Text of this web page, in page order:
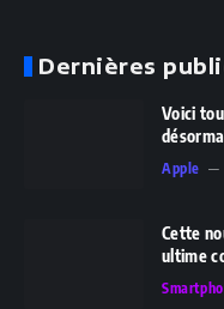
Dernières
Voici
Apple
Cette
ultime